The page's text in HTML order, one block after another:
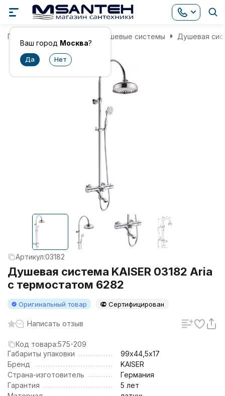
Ваш город Москва?
Главная Душевые системы Душевая
Артикул:03182
Душевая система KAISER 03182 Aria
с термостатом 6282
Оригинальный товар Сертифицирован
Написать отзыв
Код товара:575-209
Габариты упаковки
99х44,5х17
Бренд
KAISER
Страна-изготовитель
Германия
Гарантия
5 лет